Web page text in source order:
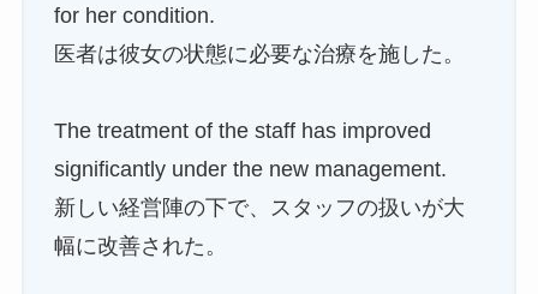
for her condition.
医者は彼女の状態に必要な治療を施した。
The treatment of the staff has improved
significantly under the new management.
新しい経営陣の下で、スタッフの扱いが大
幅に改善された。